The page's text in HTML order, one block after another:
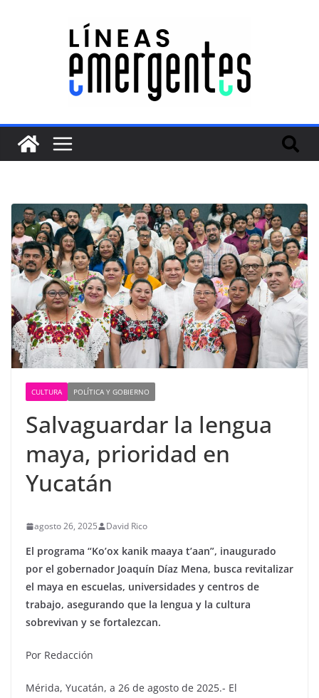
CULTURA POLÍTICA Y GOBIERNO
Salvaguardar la lengua
maya, prioridad en
Yucatán
agosto 26, 2025 David Rico
El programa “Ko’ox kanik maaya t’aan”, inaugurado
por el gobernador Joaquín Díaz Mena, busca revitalizar
el maya en escuelas, universidades y centros de
trabajo, asegurando que la lengua y la cultura
sobrevivan y se fortalezcan.
Por Redacción
Mérida, Yucatán, a 26 de agosto de 2025.- El